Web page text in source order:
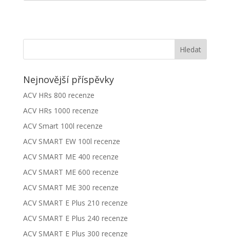
Nejnovější příspěvky
ACV HRs 800 recenze
ACV HRs 1000 recenze
ACV Smart 100l recenze
ACV SMART EW 100l recenze
ACV SMART ME 400 recenze
ACV SMART ME 600 recenze
ACV SMART ME 300 recenze
ACV SMART E Plus 210 recenze
ACV SMART E Plus 240 recenze
ACV SMART E Plus 300 recenze